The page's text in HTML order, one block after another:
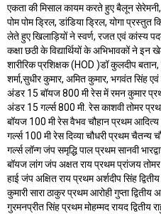
एकता की मिसाल कायम करते हुए बैलून
पोम पोम ड्रिल, डांडिया ड्रिल, योगा प्रस्तुत
लेते हुए खिलाड़ियों ने स्वर्ण, रजत एवं कांस्य
कक्षा छठी के विद्यार्थियों के अभिभावकों ने
शारीरिक प्रशिक्षक (HOD )डॉ कुलदीप बतान,
शर्मा,सुधीर कुमार, अमित कुमार, भगवंत सिंह
अंडर 15 बॉयज 800 मी रेस में रमन कुमार
अंडर 15 गर्ल्स 800 मी. रेस काशवी तोमर
बॉयज 100 मी रेस वैभव चौहान प्रथम आदित्य
गर्ल्स 100 मी रेस दिव्या चौधरी प्रथम चैतन्य
गर्ल्स लॉन्ग जंप समृद्धि पाल प्रथम सानवी
बॉयज लांग जंप अक्षत राय प्रथम प्रांजय
हाई जंप अक्षित राय प्रथम अर्शदीप सिंह
कुमारी सारा ठाकुर प्रथम आरोही गुप्ता
गुरमनप्रीत सिंह प्रथम मोहम्मद रायद